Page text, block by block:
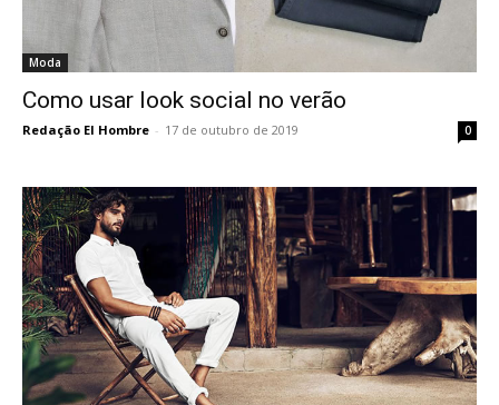
Moda
Como usar look social no verão
Redação El Hombre - 17 de outubro de 2019 0